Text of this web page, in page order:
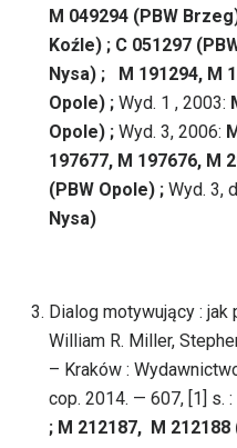
M 049294 (PBW
Koźle) ; C 051297
Nysa) ; M 191294, M
Opole) ; Wyd. 1 , 2003:
Opole) ; Wyd. 3, 2006:
197677, M 197676, M
(PBW Opole) ; Wyd. 3,
Nysa)
Dialog motywujący :
William R. Miller,
– Kraków :
cop. 2014. — 607, [1] s. :
; M 212187, M 212188